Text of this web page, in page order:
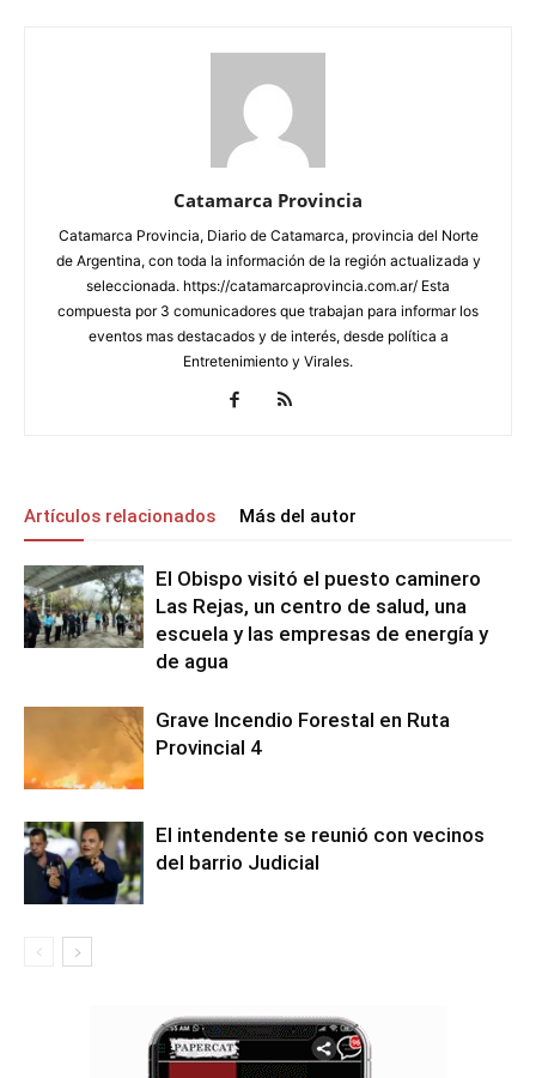
Catamarca Provincia
Catamarca Provincia, Diario de Catamarca, provincia del Norte
de Argentina, con toda la información de la región actualizada y
seleccionada. https://catamarcaprovincia.com.ar/ Esta
compuesta por 3 comunicadores que trabajan para informar los
eventos mas destacados y de interés, desde política a
Entretenimiento y Virales.
Artículos relacionados Más del autor
El Obispo visitó el puesto caminero
Las Rejas, un centro de salud, una
escuela y las empresas de energía y
de agua
Grave Incendio Forestal en Ruta
Provincial 4
El intendente se reunió con vecinos
del barrio Judicial